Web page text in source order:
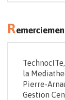
R
la
Pierre-
Gestion